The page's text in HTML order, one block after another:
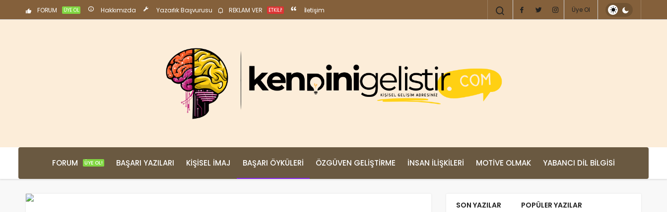
FORUM ÜYE OL Hakkımızda Yazarlık Başvurusu REKLAM VER ETKILI! İletişim Üye Ol
FORUM ÜYE OL! BAŞARI YAZILARI KIŞISEL İMAJ BAŞARI ÖYKÜLERI ÖZGÜVEN GELIŞTIRME İNSAN İLIŞKILERI MOTIVE OLMAK YABANCI DIL BILGISI
SON YAZILAR POPÜLER YAZILAR